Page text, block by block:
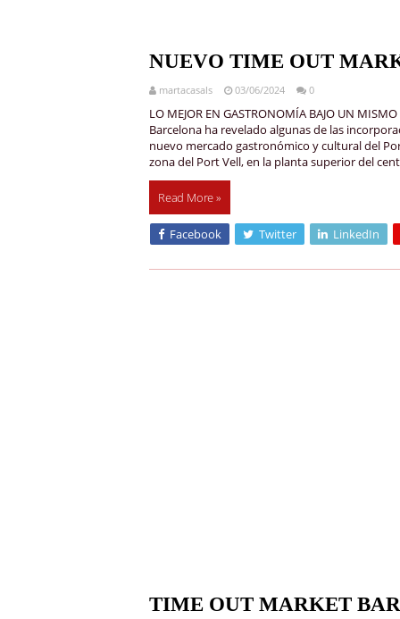
NUEVO TIME OUT
martacasals 03/06/2024 0
LO MEJOR EN GASTRONOMÍA BAJO UN
Barcelona ha revelado algunas de las
nuevo mercado gastronómico y cultural del
zona del Port Vell, en la planta superior del
Read More »
Facebook Twitter LinkedIn
TIME OUT MARKET